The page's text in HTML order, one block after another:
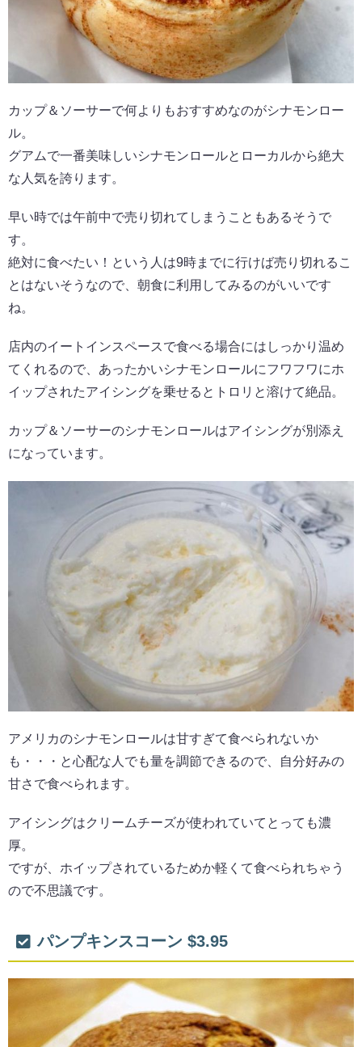
カップ＆ソーサーで何よりもおすすめなのがシナモンロー
ル。
グアムで一番美味しいシナモンロールとローカルから絶大
な人気を誇ります。
早い時では午前中で売り切れてしまうこともあるそうで
す。
絶対に食べたい！という人は9時までに行けば売り切れるこ
とはないそうなので、朝食に利用してみるのがいいです
ね。
店内のイートインスペースで食べる場合にはしっかり温め
てくれるので、あったかいシナモンロールにフワフワにホ
イップされたアイシングを乗せるとトロリと溶けて絶品。
カップ＆ソーサーのシナモンロールはアイシングが別添え
になっています。
アメリカのシナモンロールは甘すぎて食べられないか
も・・・と心配な人でも量を調節できるので、自分好みの
甘さで食べられます。
アイシングはクリームチーズが使われていてとっても濃
厚。
ですが、ホイップされているためか軽くて食べられちゃう
ので不思議です。
パンプキンスコーン $3.95